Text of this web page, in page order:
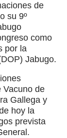
de
su 9º
como
por la
Jabugo.
Vacuno de
Gallega y
hoy la
prevista